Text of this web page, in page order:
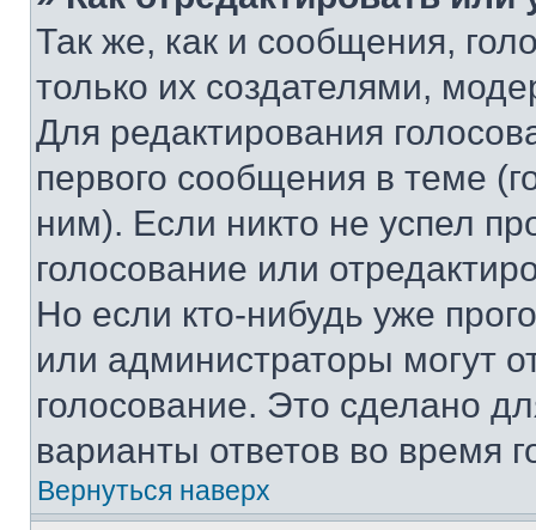
Так же, как и сообщения,
только их создателями,
Для редактирования
первого сообщения в теме
ним). Если никто не успел
голосование или
Но если кто-нибудь уже
или администраторы могут
голосование. Это сделано
варианты ответов во время
Вернуться наверх